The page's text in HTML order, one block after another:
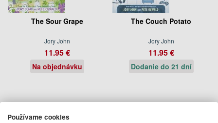
The Sour Grape
Jory John
11.95 €
Na objednávku
The Couch Potato
Jory John
11.95 €
Dodanie do 21 dní
Používame cookies